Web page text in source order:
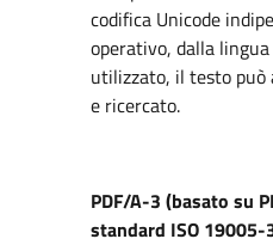
codifica Unicode
operativo, dalla
utilizzato, il testo può
e ricercato.
PDF/A-3 (basato su
standard ISO 19005-